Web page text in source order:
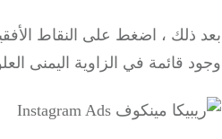
ذلك ، اضغط على النقاط الأفقية
قائمة في الزاوية اليمنى